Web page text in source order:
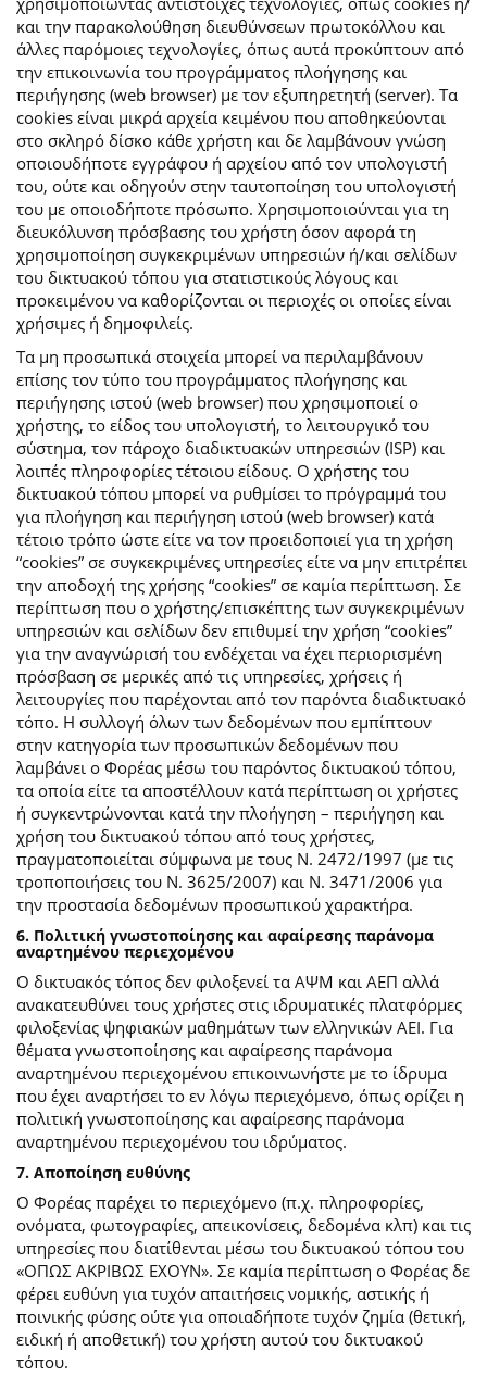
και την παρακολούθηση διευθύνσεων πρωτοκόλλου και
άλλες παρόμοιες τεχνολογίες, όπως αυτά προκύπτουν από
την επικοινωνία του προγράμματος πλοήγησης και
περιήγησης (web browser) με τον εξυπηρετητή (server). Τα
cookies είναι μικρά αρχεία κειμένου που αποθηκεύονται
στο σκληρό δίσκο κάθε χρήστη και δε λαμβάνουν γνώση
οποιουδήποτε εγγράφου ή αρχείου από τον υπολογιστή
του, ούτε και οδηγούν στην ταυτοποίηση του υπολογιστή
του με οποιοδήποτε πρόσωπο. Χρησιμοποιούνται για τη
διευκόλυνση πρόσβασης του χρήστη όσον αφορά τη
χρησιμοποίηση συγκεκριμένων υπηρεσιών ή/και σελίδων
του δικτυακού τόπου για στατιστικούς λόγους και
προκειμένου να καθορίζονται οι περιοχές οι οποίες είναι
χρήσιμες ή δημοφιλείς.
Τα μη προσωπικά στοιχεία μπορεί να περιλαμβάνουν
επίσης τον τύπο του προγράμματος πλοήγησης και
περιήγησης ιστού (web browser) που χρησιμοποιεί ο
χρήστης, το είδος του υπολογιστή, το λειτουργικό του
σύστημα, τον πάροχο διαδικτυακών υπηρεσιών (ISP) και
λοιπές πληροφορίες τέτοιου είδους. Ο χρήστης του
δικτυακού τόπου μπορεί να ρυθμίσει το πρόγραμμά του
για πλοήγηση και περιήγηση ιστού (web browser) κατά
τέτοιο τρόπο ώστε είτε να τον προειδοποιεί για τη χρήση
“cookies” σε συγκεκριμένες υπηρεσίες είτε να μην επιτρέπει
την αποδοχή της χρήσης “cookies” σε καμία περίπτωση. Σε
περίπτωση που ο χρήστης/επισκέπτης των συγκεκριμένων
υπηρεσιών και σελίδων δεν επιθυμεί την χρήση “cookies”
για την αναγνώρισή του ενδέχεται να έχει περιορισμένη
πρόσβαση σε μερικές από τις υπηρεσίες, χρήσεις ή
λειτουργίες που παρέχονται από τον παρόντα διαδικτυακό
τόπο. Η συλλογή όλων των δεδομένων που εμπίπτουν
στην κατηγορία των προσωπικών δεδομένων που
λαμβάνει ο Φορέας μέσω του παρόντος δικτυακού τόπου,
τα οποία είτε τα αποστέλλουν κατά περίπτωση οι χρήστες
ή συγκεντρώνονται κατά την πλοήγηση – περιήγηση και
χρήση του δικτυακού τόπου από τους χρήστες,
πραγματοποιείται σύμφωνα με τους Ν. 2472/1997 (με τις
τροποποιήσεις του Ν. 3625/2007) και Ν. 3471/2006 για
την προστασία δεδομένων προσωπικού χαρακτήρα.
6. Πολιτική γνωστοποίησης και αφαίρεσης παράνομα
αναρτημένου περιεχομένου
Ο δικτυακός τόπος δεν φιλοξενεί τα ΑΨΜ και ΑΕΠ αλλά
ανακατευθύνει τους χρήστες στις ιδρυματικές πλατφόρμες
φιλοξενίας ψηφιακών μαθημάτων των ελληνικών ΑΕΙ. Για
θέματα γνωστοποίησης και αφαίρεσης παράνομα
αναρτημένου περιεχομένου επικοινωνήστε με το ίδρυμα
που έχει αναρτήσει το εν λόγω περιεχόμενο, όπως ορίζει η
πολιτική γνωστοποίησης και αφαίρεσης παράνομα
αναρτημένου περιεχομένου του ιδρύματος.
7. Αποποίηση ευθύνης
Ο Φορέας παρέχει το περιεχόμενο (π.χ. πληροφορίες,
ονόματα, φωτογραφίες, απεικονίσεις, δεδομένα κλπ) και τις
υπηρεσίες που διατίθενται μέσω του δικτυακού τόπου του
«ΟΠΩΣ ΑΚΡΙΒΩΣ ΕΧΟΥΝ». Σε καμία περίπτωση ο Φορέας δε
φέρει ευθύνη για τυχόν απαιτήσεις νομικής, αστικής ή
ποινικής φύσης ούτε για οποιαδήποτε τυχόν ζημία (θετική,
ειδική ή αποθετική) του χρήστη αυτού του δικτυακού
τόπου.